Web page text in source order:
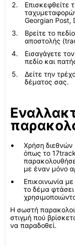
Επισκεφθείτε
Georgian Post,
Βρείτε το
αποστολής
Εισαγάγετε
πεδίο και
Δείτε την
δέματος σας.
Χρήση
όπως το
με έναν μόνο
Επικοινωνία
το δέμα
Η σωστή
στιγμή πού
να παραδοθεί.